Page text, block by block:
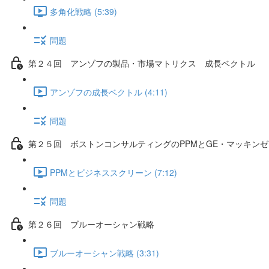
多角化戦略 (5:39)
問題
第２４回 アンゾフの製品・市場マトリクス 成長ベクトル
アンゾフの成長ベクトル (4:11)
問題
第２５回 ボストンコンサルティングのPPMとGE・マッキン
PPMとビジネススクリーン (7:12)
問題
第２６回 ブルーオーシャン戦略
ブルーオーシャン戦略 (3:31)